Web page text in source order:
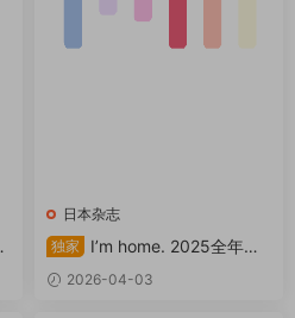
日本杂志
独家
I’m home. 2025全年共6
本 PDF アイムホーム
2026-04-03